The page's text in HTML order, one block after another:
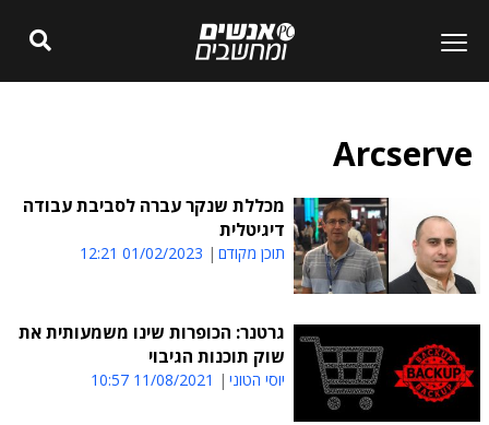
Arcserve
מכללת שנקר עברה לסביבת עבודה
דיגיטלית
תוכן מקודם 01/02/2023 12:21
גרטנר: הכופרות שינו משמעותית את
שוק תוכנות הגיבוי
יוסי הטוני 11/08/2021 10:57